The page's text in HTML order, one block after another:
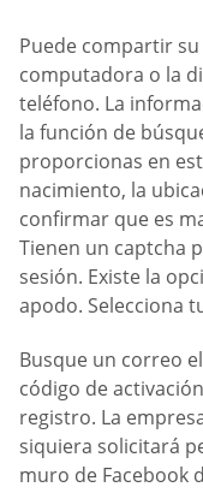
Puede compartir
computadora o la
teléfono. La
la función de
proporcionas en
nacimiento, la
confirmar que es
Tienen un captcha
sesión. Existe la
apodo. Selecciona
Busque un correo
código de
registro. La
siquiera solicitará
muro de Facebook